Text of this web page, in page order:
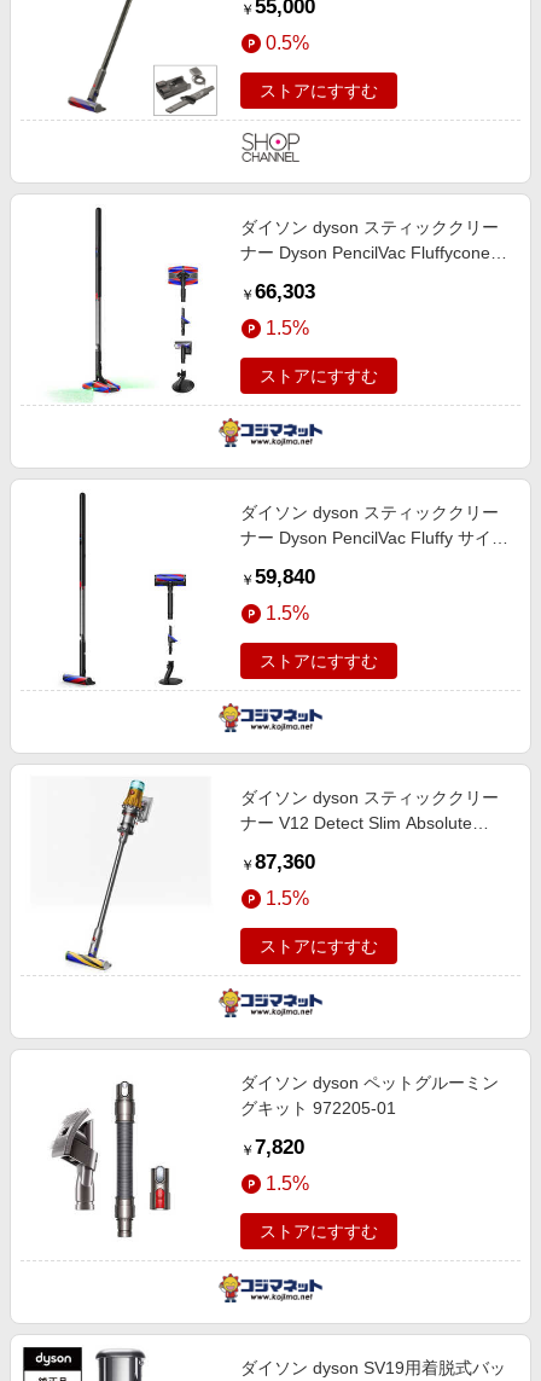
￥ 55,000
0.5%
ストアにすすむ
ダイソン dyson スティッククリー
ナー Dyson PencilVac Fluffycones
ラック SV50FC
￥ 66,303
1.5%
ストアにすすむ
ダイソン dyson スティッククリー
ナー Dyson PencilVac Fluffy サイク
SV50FF
￥ 59,840
1.5%
ストアにすすむ
ダイソン dyson スティッククリー
ナー V12 Detect Slim Absolute
ス SV46ABL
￥ 87,360
1.5%
ストアにすすむ
ダイソン dyson ペットグルーミン
グキット 972205-01
￥ 7,820
1.5%
ストアにすすむ
ダイソン dyson SV19用着脱式バッ